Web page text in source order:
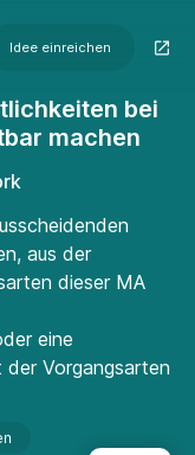
Idee einreichen
bei
machen
aus der
dieser MA
eine
Vorgangsarten